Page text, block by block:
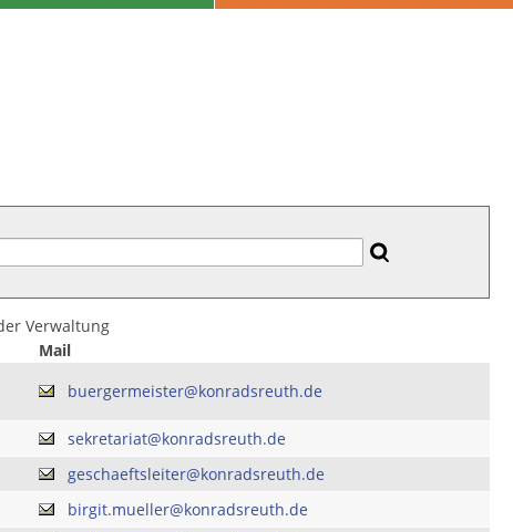
Verwaltung
Mail
buergermeister@konradsreuth.de
sekretariat@konradsreuth.de
geschaeftsleiter@konradsreuth.de
birgit.mueller@konradsreuth.de